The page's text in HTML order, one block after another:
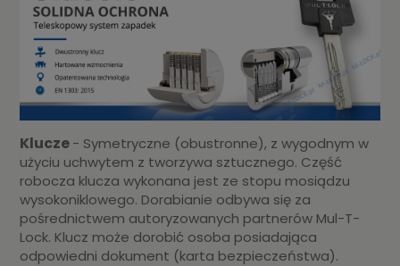
Klucze- Symetryczne (obustronne), z wygodnym w
użyciu uchwytem z tworzywa sztucznego. Część
robocza klucza wykonana jest ze stopu mosiądzu
wysokoniklowego. Dorabianie odbywa się za
pośrednictwem autoryzowanych partnerów Mul-T-
Lock. Klucz może dorobić osoba posiadająca
odpowiedni dokument (karta bezpieczeństwa).